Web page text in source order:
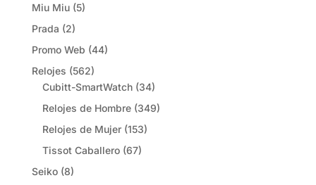
Miu Miu (5)
Prada (2)
Promo Web (44)
Relojes (562)
Cubitt-SmartWatch (34)
Relojes de Hombre (349)
Relojes de Mujer (153)
Tissot Caballero (67)
Seiko (8)